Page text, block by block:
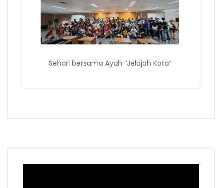
Sehari bersama Ayah “Jelajah Kota”